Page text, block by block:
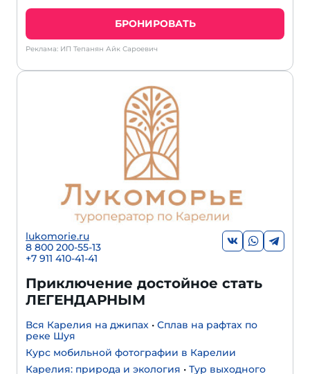
БРОНИРОВАТЬ
Реклама: ИП Тепанян Айк Сароевич
lukomorie.ru
8 800 200-55-13
+7 911 410-41-41
Приключение достойное стать
ЛЕГЕНДАРНЫМ
Вся Карелия на джипах • Сплав на рафтах по
реке Шуя
Курс мобильной фотографии в Карелии
Карелия: природа и экология • Тур выходного